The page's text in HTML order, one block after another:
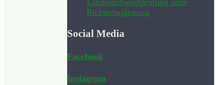
Landesschweißprüfung ohne
Richterbegleitung
Social Media
Facebook
Instagram